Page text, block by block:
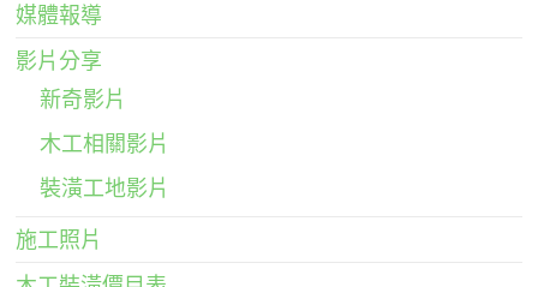
媒體報導
影片分享
新奇影片
木工相關影片
裝潢工地影片
施工照片